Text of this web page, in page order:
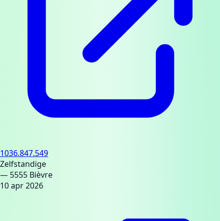
1036.847.549
Zelfstandige
— 5555 Bièvre
10 apr 2026